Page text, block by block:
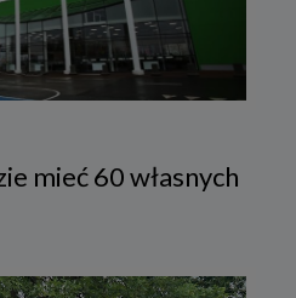
mieć 60 własnych